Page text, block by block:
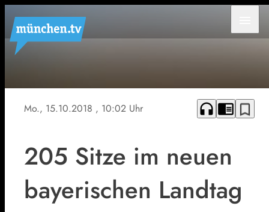
Mo., 15.10.2018 , 10:02 Uhr headphones chrome_reader_mode bookmark_border
205 Sitze im neuen
bayerischen Landtag